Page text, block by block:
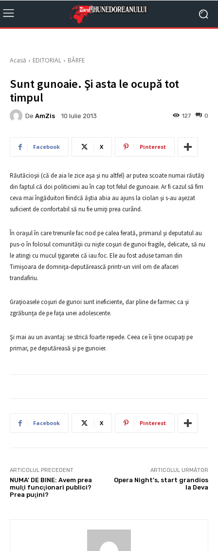
Acasă EDITORIAL BÂRFE
Sunt gunoaie. Şi asta le ocupă tot
timpul
De AmZis 10 Iulie 2013 0
127
Facebook X Pinterest
Răutăcioşii (că de aia le zice aşa şi nu altfel) ar putea scoate numai răutăţi
din faptul că doi politicieni au în cap tot felul de gunoaie. Ar fi cazul să fim
ceva mai îngăduitori fiindcă ăştia abia au ajuns la ciolan şi s-au aşezat
suficient de confortabil să nu fie urniţi prea curând.
În oraşul în care trenurile fac nod pe calea ferată, primarul şi deputatul au
pus-o în folosul comunităţii cu nişte coşuri de gunoi fragile, delicate, să nu
le atingi cu mucul ţigaretei că iau foc. Ele au fost aduse taman din
Timişoara de domniţa-deputărească printr-un viril om de afaceri
trandafiriu.
Graţioasele coşuri de gunoi sunt ineficiente, dar pline de farmec ca şi
zgrăbunţa de pe faţa unei adolescente.
Şi mai au un avantaj: se strică foarte repede. Ceea ce îi ţine ocupaţi pe
primar, pe deputăreasă şi pe gunoier.
Facebook X Pinterest
ARTICOLUL PRECEDENT
NUMA’ DE BINE: Avem prea
mulţi funcţionari publici?
Prea puţini?
ARTICOLUL URMĂTOR
Opera Night’s, start grandios
la Deva